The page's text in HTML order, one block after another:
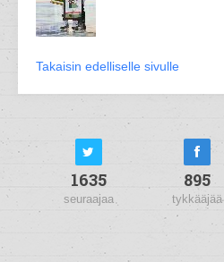
Takaisin edelliselle sivulle
1635
seuraajaa
895
tykkääjää